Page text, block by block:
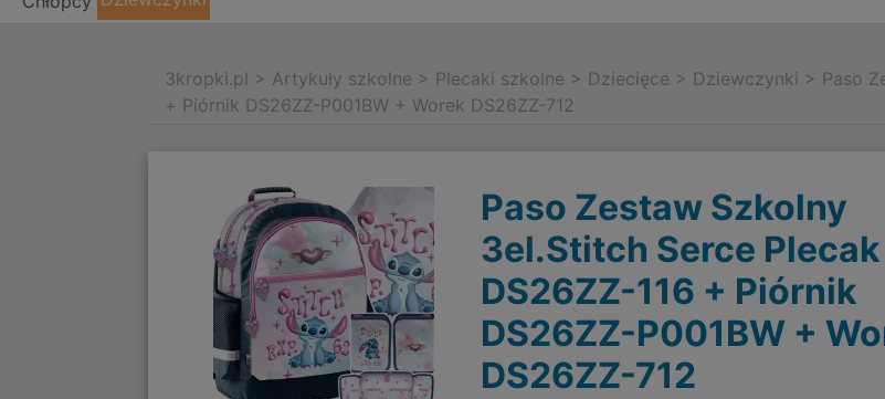
3kropki.pl > Artykuły szkolne > Plecaki szkolne > Dziecięce > Dziewczynki > Paso
+ Piórnik DS26ZZ-P001BW + Worek DS26ZZ-712
Paso Zestaw Szkolny
3el.Stitch Serce Plecak
DS26ZZ-116 + Piórnik
DS26ZZ-P001BW +
DS26ZZ-712